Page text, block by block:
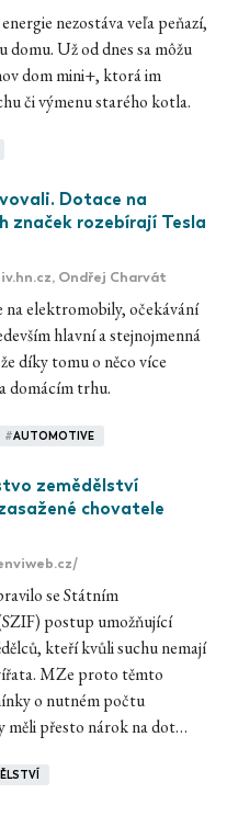
nezostáva veľa peňazí,
Už od dnes sa môžu
dom mini+, ktorá im
či výmenu starého kotla.
Dotace na
značek rozebírají Tesla
, Ondřej Charvát
elektromobily, očekávání
hlavní a stejnojmenná
díky tomu o něco více
domácím trhu.
#AUTOMOTIVE
zemědělství
chovatele
se Státním
postup umožňující
kteří kvůli suchu nemají
MZe proto těmto
o nutném počtu
měli přesto nárok na dot…